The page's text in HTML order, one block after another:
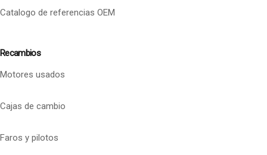
Catalogo de referencias OEM
Recambios
Motores usados
Cajas de cambio
Faros y pilotos